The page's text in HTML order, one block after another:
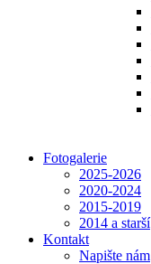
Fotogalerie
2025-2026
2020-2024
2015-2019
2014 a starší
Kontakt
Napište nám